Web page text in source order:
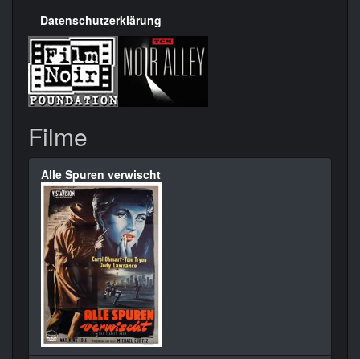
Datenschutzerklärung
Filme
Alle Spuren verwischt